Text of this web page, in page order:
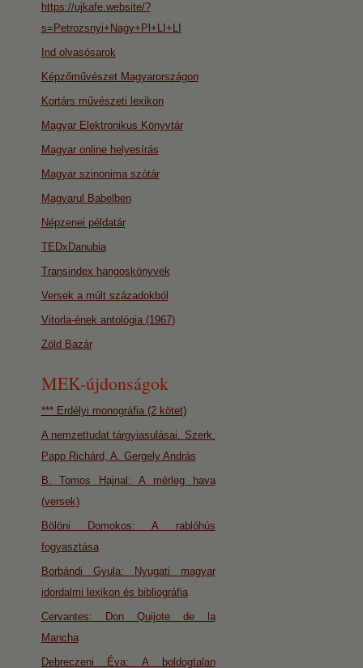
https://ujkafe.website/?
s=Petrozsnyi+Nagy+Pl+LI+LI
Ind olvasósarok
Képzőművészet Magyarországon
Kortárs művészeti lexikon
Magyar Elektronikus Könyvtár
Magyar online helyesírás
Magyar szinonima szótár
Magyarul Babelben
Népzenei példatár
TEDxDanubia
Transindex hangoskönyvek
Versek a múlt századokból
Vitorla-ének antológia (1967)
Zöld Bazár
MEK-újdonságok
*** Erdélyi monográfia (2 kötet)
A nemzettudat tárgyiasulásai. Szerk.
Papp Richárd, A. Gergely András
B. Tomos Hajnal: A mérleg hava
(versek)
Bölöni Domokos: A rablóhús
fogyasztása
Borbándi Gyula: Nyugati magyar
idordalmi lexikon és bibliográfia
Cervantes: Don Quijote de la
Mancha
Debreczeni Éva: A boldogtalan